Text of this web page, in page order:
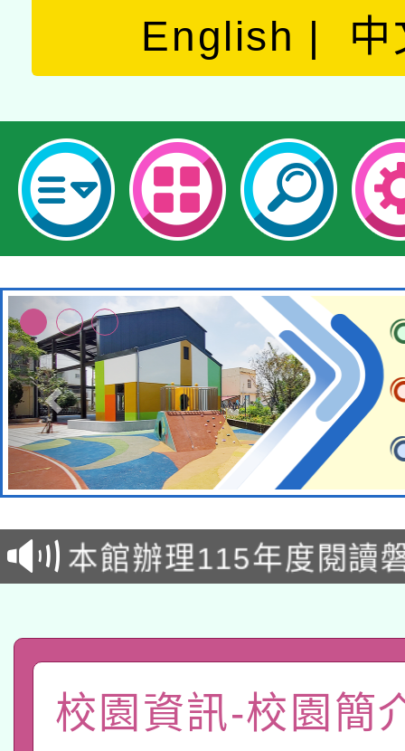
English 中
本校115學年度第2次
招甄選結果公告(無人
招)
適應運動共學行動站研
本館辦理115年度閱讀
暨閱讀推動專業研習
科技賦能─人工智慧
礎課程
A3數位素養講師名單
pilot」
有關大陸委員會函釋公
校園資訊-校園簡